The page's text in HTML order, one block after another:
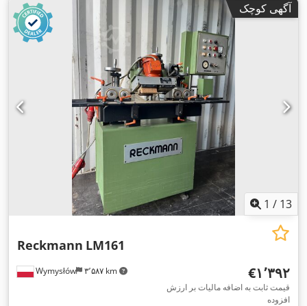
آگهی کوچک
1 / 13
Wymysłów ۳٬۵۸۷ km
Reckmann LM161
‎€۱٬۳۹۲
قیمت ثابت به اضافه مالیات بر ارزش
افزوده